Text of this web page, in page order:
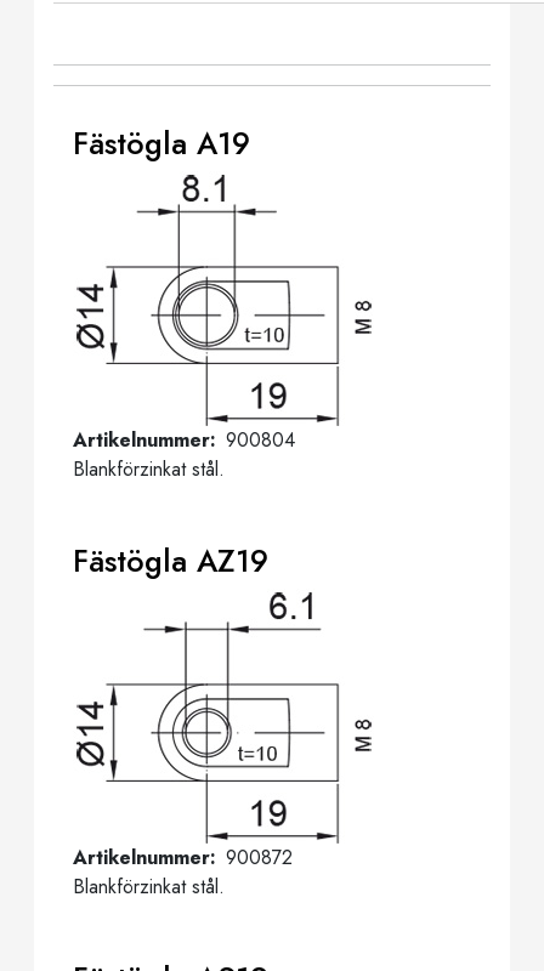
Fästögla A19
Artikelnummer 900804
Blankförzinkat stål.
Fästögla AZ19
Artikelnummer 900872
Blankförzinkat stål.